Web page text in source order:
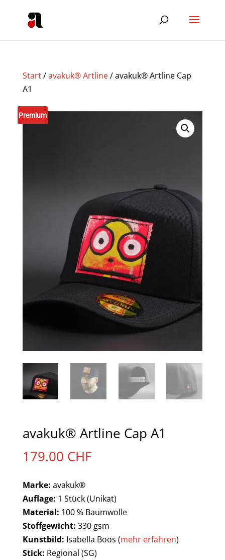
Start/avakuk® Artline/ avakuk® Artline Cap
A1
Unikat
Premium
avakuk® Artline Cap A1
179.00 CHF
Marke: avakuk®
Auflage: 1 Stück (Unikat)
Material: 100 % Baumwolle
Stoffgewicht: 330 gsm
Kunstbild: Isabella Boos (mehr erfahren)
Stick: Regional (SG)